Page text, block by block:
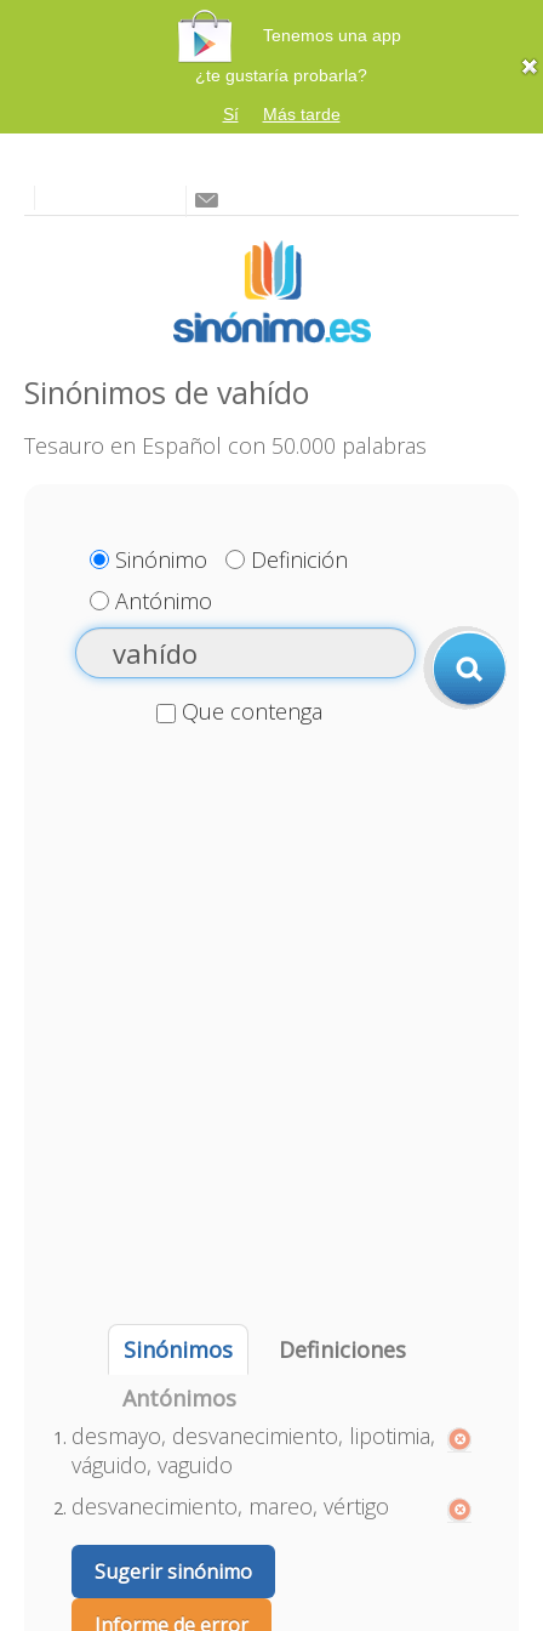
Tenemos una app
¿te gustaría probarla?
Sí
Más tarde
Sinónimos de vahído
Tesauro en Español con 50.000 palabras
Sinónimo
Definición
Antónimo
Que contenga
Sinónimos
Definiciones
Antónimos
desmayo, desvanecimiento, lipotimia,
váguido, vaguido
desvanecimiento, mareo, vértigo
Sugerir sinónimo
Informe de error